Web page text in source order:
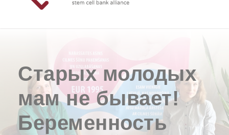
Старых молодых
мам не бывает!
Беременность